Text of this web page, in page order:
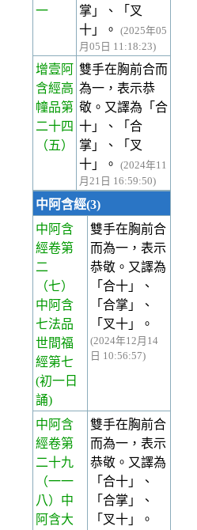
一
掌」、「叉
十」。
(2025年05
月05日 11:18:23)
增壹阿
含經高
幢品第
二十四
（五）
雙手在胸前合而
為一，表示恭
敬。又譯為「合
十」、「合
掌」、「叉
十」。
(2024年11
月21日 16:59:50)
中阿含經(3)
中阿含
經卷第
二
（七）
中阿含
七法品
世間福
經第七
(初一日
誦)
雙手在胸前合
而為一，表示
恭敬。又譯為
「合十」、
「合掌」、
「叉十」。
(2024年12月14
日 10:56:57)
中阿含
經卷第
二十九
（一一
八）中
阿含大
雙手在胸前合
而為一，表示
恭敬。又譯為
「合十」、
「合掌」、
「叉十」。